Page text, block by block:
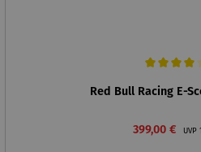
Red Bull Racing E-
399,00 € UVP